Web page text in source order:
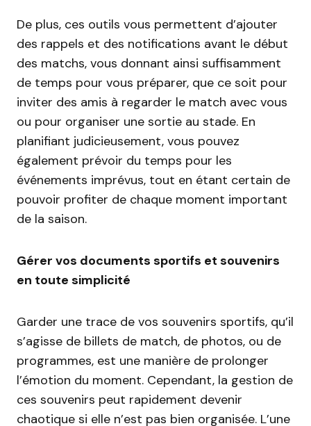
De plus, ces outils vous permettent d’ajouter
des rappels et des notifications avant le début
des matchs, vous donnant ainsi suffisamment
de temps pour vous préparer, que ce soit pour
inviter des amis à regarder le match avec vous
ou pour organiser une sortie au stade. En
planifiant judicieusement, vous pouvez
également prévoir du temps pour les
événements imprévus, tout en étant certain de
pouvoir profiter de chaque moment important
de la saison.
Gérer vos documents sportifs et souvenirs
en toute simplicité
Garder une trace de vos souvenirs sportifs, qu’il
s’agisse de billets de match, de photos, ou de
programmes, est une manière de prolonger
l’émotion du moment. Cependant, la gestion de
ces souvenirs peut rapidement devenir
chaotique si elle n’est pas bien organisée. L’une